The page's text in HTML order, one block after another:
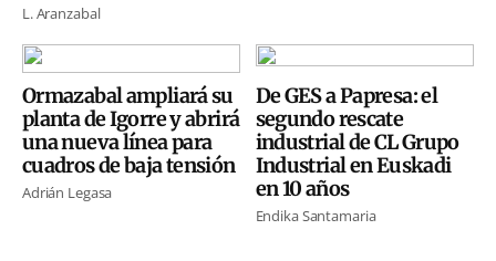
L. Aranzabal
Ormazabal ampliará su
planta de Igorre y abrirá
una nueva línea para
cuadros de baja tensión
Adrián Legasa
De GES a Papresa: el
segundo rescate
industrial de CL Grupo
Industrial en Euskadi
en 10 años
Endika Santamaria